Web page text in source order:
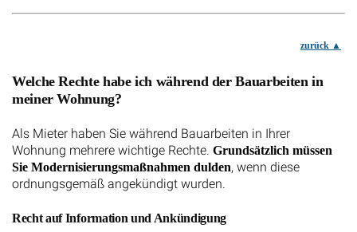
zurück
Welche Rechte habe ich während der Bauarbeiten in
meiner Wohnung?
Als Mieter haben Sie während Bauarbeiten in Ihrer
Wohnung mehrere wichtige Rechte. Grundsätzlich müssen
Sie Modernisierungsmaßnahmen dulden, wenn diese
ordnungsgemäß angekündigt wurden.
Recht auf Information und Ankündigung